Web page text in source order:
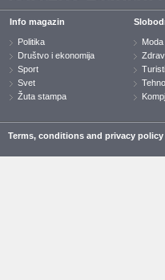
Info magazin
Politika
Društvo i ekonomija
Sport
Svet
Žuta stampa
Moda
Terms, conditions and privacy policy